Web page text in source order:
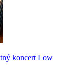
koncert Low